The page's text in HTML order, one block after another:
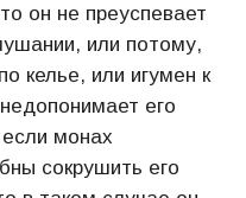
он не преуспевает
или потому,
келье, или игумен к
его
монах
сокрушить его